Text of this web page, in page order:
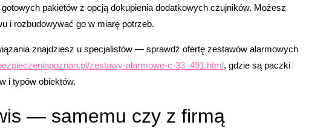
pakietów z opcją dokupienia dodatkowych czujników. Możesz
i rozbudowywać go w miarę potrzeb.
znajdziesz u specjalistów — sprawdź ofertę zestawów alarmowych
zestawy-alarmowe-c-33_491.html, gdzie są paczki
i typów obiektów.
— samemu czy z firmą